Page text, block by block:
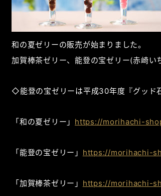
和の夏ゼリーの販売が始まりました。
加賀棒茶ゼリー、能登の宝ゼリー(赤崎い
◇能登の宝ゼリーは平成30年度『グッド
「和の夏ゼリー」 https://morihachi-
「能登の宝ゼリー」 https://morihachi-
「加賀棒茶ゼリー」 https://morihachi-